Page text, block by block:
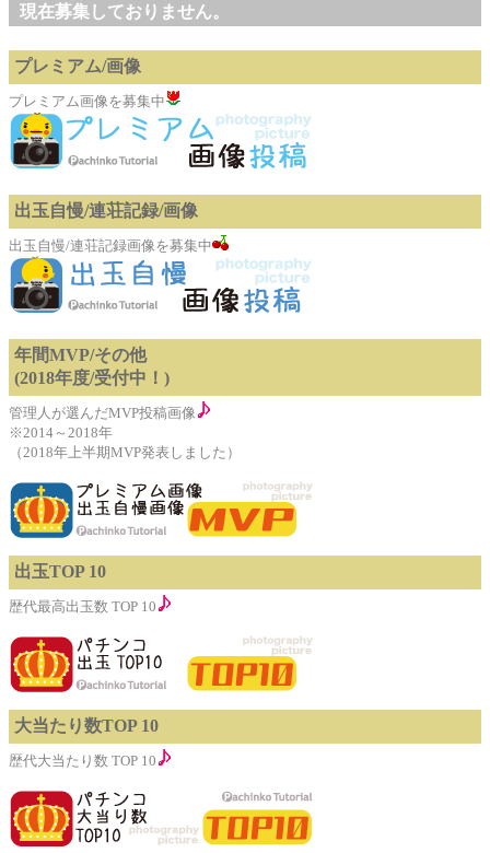
現在募集しておりません。
プレミアム/画像
プレミアム画像を募集中
出玉自慢/連荘記録/画像
出玉自慢/連荘記録画像を募集中
年間MVP/その他
(2018年度/受付中！)
管理人が選んだMVP投稿画像
※2014～2018年
（2018年上半期MVP発表しました）
出玉TOP 10
歴代最高出玉数 TOP 10
大当たり数TOP 10
歴代大当たり数 TOP 10